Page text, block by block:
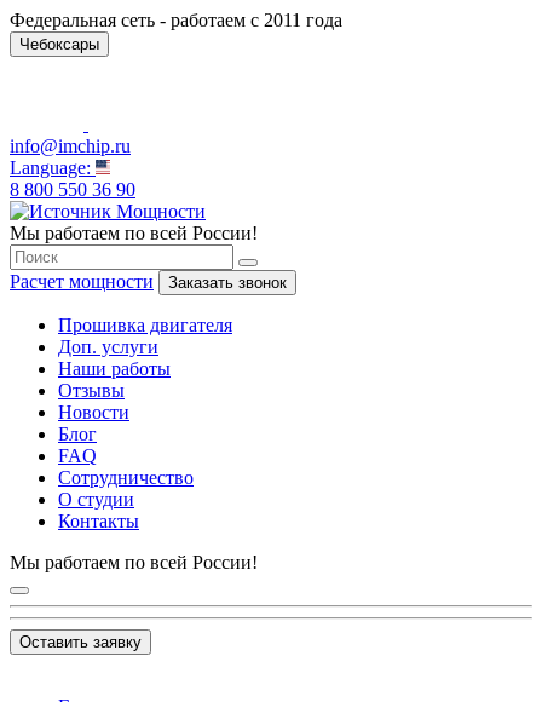
Федеральная сеть - работаем с 2011 года
Чебоксары
info@imchip.ru
Language:
8 800 550 36 90
Мы работаем по всей России!
Расчет мощности Заказать звонок
Прошивка двигателя
Доп. услуги
Наши работы
Отзывы
Новости
Блог
FAQ
Сотрудничество
О студии
Контакты
Мы работаем по всей России!
Оставить заявку